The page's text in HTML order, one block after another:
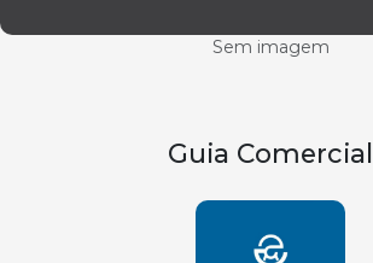
Sem imagem
Guia Comercial